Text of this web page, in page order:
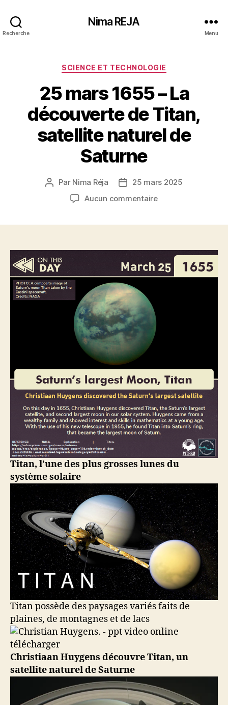
Recherche
Nima REJA
Menu
Catégories
SCIENCE ET TECHNOLOGIE
25 mars 1655 – La
découverte de Titan,
satellite naturel de
Saturne
Auteur
l’article
Par Nima Réja
Date25 mars 2025
Aucun commentairesur
découverte
de
Titan, l’une des plus grosses lunes du
système solaire
Titan possède des paysages variés faits de
plaines, de montagnes et de lacs
Christiaan Huygens découvre Titan, un
satellite naturel de Saturne